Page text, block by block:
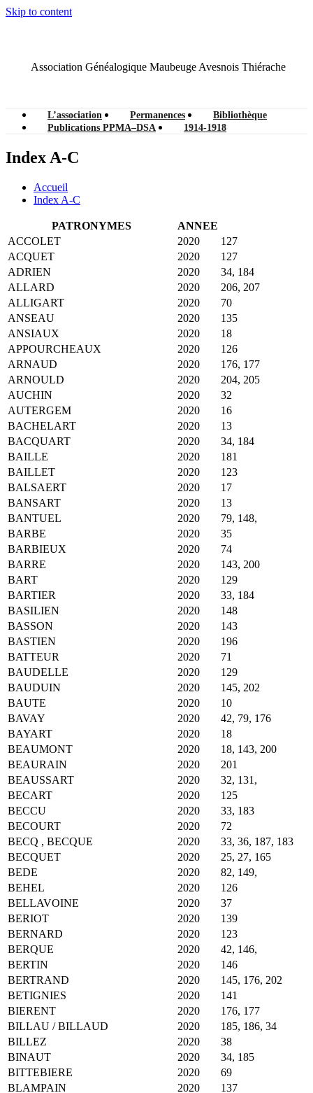
Skip to content
Association Généalogique Maubeuge Avesnois Thiérache
L’association Permanences
Bibliothèque
Publications PPMA–DSA
1914-1918
Index A-C
Accueil
Index A-C
PATRONYMES
ANNEE
ACCOLET
2020
127
ACQUET
2020
127
ADRIEN
2020
34, 184
ALLARD
2020
206, 207
ALLIGART
2020
70
ANSEAU
2020
135
ANSIAUX
2020
18
APPOURCHEAUX
2020
126
ARNAUD
2020
176, 177
ARNOULD
2020
204, 205
AUCHIN
2020
32
AUTERGEM
2020
16
BACHELART
2020
13
BACQUART
2020
34, 184
BAILLE
2020
181
BAILLET
2020
123
BALSAERT
2020
17
BANSART
2020
13
BANTUEL
2020
79, 148,
BARBE
2020
35
BARBIEUX
2020
74
BARRE
2020
143, 200
BART
2020
129
BARTIER
2020
33, 184
BASILIEN
2020
148
BASSON
2020
143
BASTIEN
2020
196
BATTEUR
2020
71
BAUDELLE
2020
129
BAUDUIN
2020
145, 202
BAUTE
2020
10
BAVAY
2020
42, 79, 176
BAYART
2020
18
BEAUMONT
2020
18, 143, 200
BEAURAIN
2020
201
BEAUSSART
2020
32, 131,
BECART
2020
125
BECCU
2020
33, 183
BECOURT
2020
72
BECQ , BECQUE
2020
33, 36, 187, 183
BECQUET
2020
25, 27, 165
BEDE
2020
82, 149,
BEHEL
2020
126
BELLAVOINE
2020
37
BERIOT
2020
139
BERNARD
2020
123
BERQUE
2020
42, 146,
BERTIN
2020
146
BERTRAND
2020
145, 176, 202
BETIGNIES
2020
141
BIERENT
2020
176, 177
BILLAU / BILLAUD
2020
185, 186, 34
BILLEZ
2020
38
BINAUT
2020
34, 185
BITTEBIERE
2020
69
BLAMPAIN
2020
137